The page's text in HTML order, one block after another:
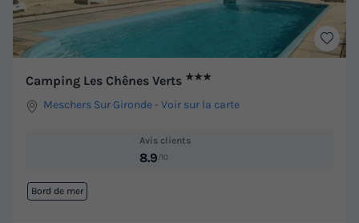
Camping Les Chênes Verts ★★★
Meschers Sur Gironde -Voir sur la carte
Avis clients
8.9/10
Bord de mer